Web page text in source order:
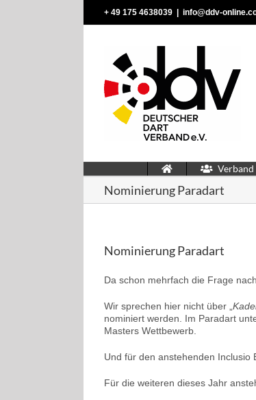
‭+ 49 175 4638039‬ | info@ddv-
Verband
Nominierung Paradart
Nominierung Paradart
Da schon mehrfach die Frage
Wir sprechen hier nicht über „
nominiert werden. Im Paradart
Masters Wettbewerb.
Und für den anstehenden Inclusio
Für die weiteren dieses Jahr